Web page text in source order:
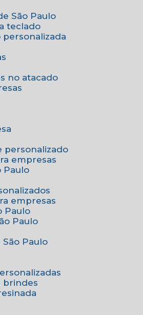
São Paulo
teclado
personalizada
no atacado
personalizado
empresas
Paulo
empresas
Paulo
Paulo
Paulo
brindes